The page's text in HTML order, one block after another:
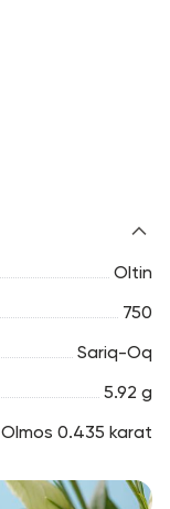
Oltin
750
Sariq-Oq
5.92 g
Olmos 0.435 karat